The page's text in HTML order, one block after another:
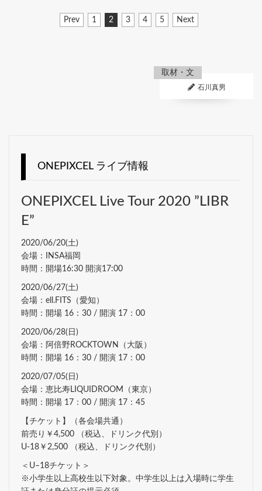
Prev 1 2 3 4 5 Next
取材・文
石川真男
ONEPIXCEL ライブ情報
ONEPIXCEL Live Tour 2020 ”LIBR
E”
2020/06/20(土)
会場：INSA福岡
時間：開場16:30 開演17:00
2020/06/27(土)
会場：ell.FITS（愛知）
時間：開場 16：30 / 開演 17：00
2020/06/28(日)
会場：阿倍野ROCKTOWN（大阪）
時間：開場 16：30 / 開演 17：00
2020/07/05(日)
会場：恵比寿LIQUIDROOM（東京）
時間：開場 17：00 / 開演 17：45
【チケット】（各会場共通）
前売り￥4,500 （税込、ドリンク代別）
U-18￥2,500 （税込、ドリンク代別）
＜U–18チケット＞
※小学生以上高校生以下対象。中学生以上は入場時に学生